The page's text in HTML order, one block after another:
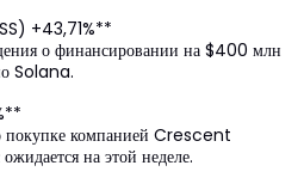
+43,71%**
о финансировании на $400 млн
Solana.
покупке компанией Crescent
на этой неделе.